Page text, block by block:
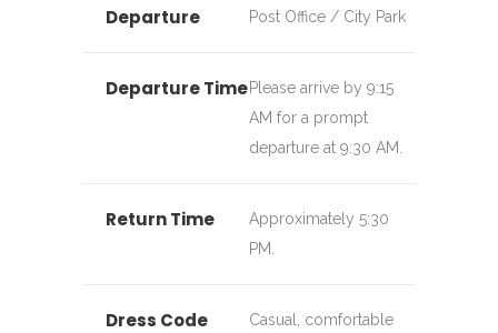
Departure Post Office / City Park
Departure TimePlease arrive by 9:15
AM for a prompt
departure at 9:30 AM.
Return Time
Approximately 5:30
PM.
Dress Code
Casual, comfortable